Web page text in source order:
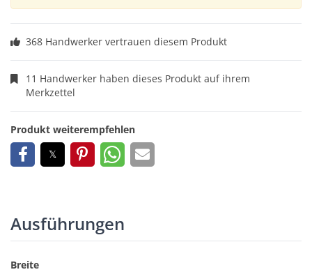
368 Handwerker vertrauen diesem Produkt
11 Handwerker haben dieses Produkt auf ihrem
Merkzettel
Produkt weiterempfehlen
Ausführungen
Breite